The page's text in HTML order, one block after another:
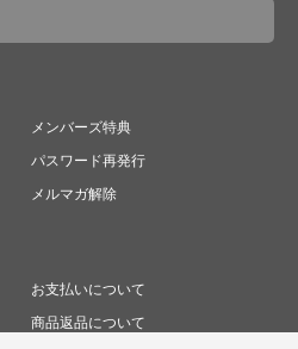
メンバーズ特典
パスワード再発行
メルマガ解除
お支払いについて
商品返品について